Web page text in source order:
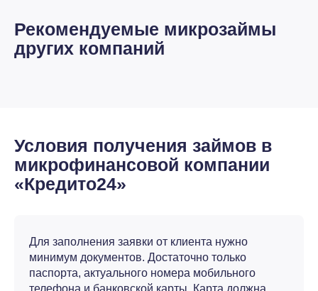
Рекомендуемые микрозаймы
других компаний
Условия получения займов в
микрофинансовой компании
«Кредито24»
Для заполнения заявки от клиента нужно
минимум документов. Достаточно только
паспорта, актуального номера мобильного
телефона и банковской карты. Карта должна